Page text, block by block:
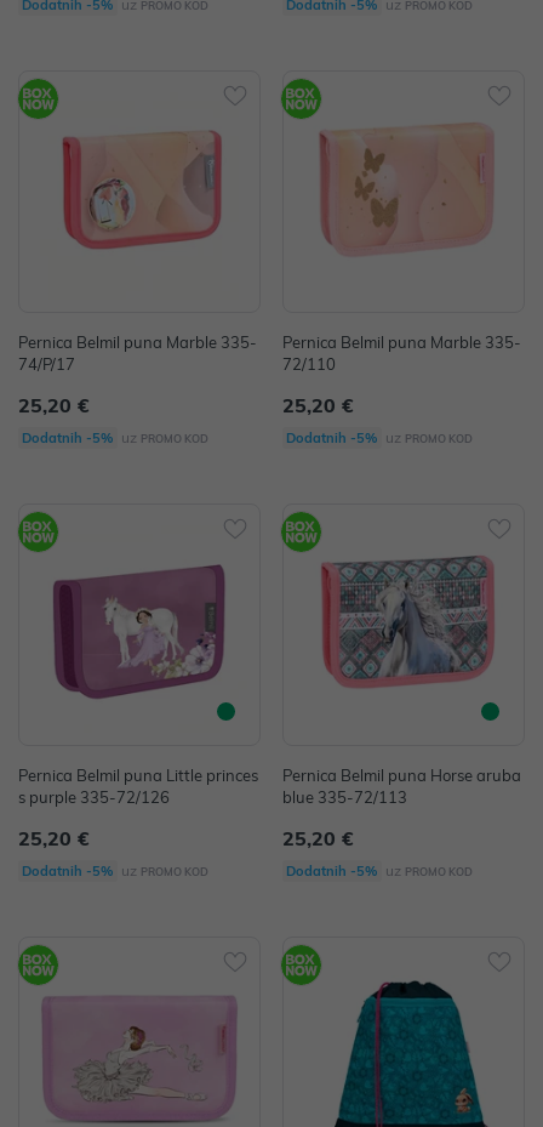
Dodatnih -5% uz PROMO KOD Dodatnih -5% uz PROMO KOD
Pernica Belmil puna Marble 335-
74/P/17
25,20 €
Dodatnih -5% uz PROMO KOD
Pernica Belmil puna Marble 335-
72/110
25,20 €
Dodatnih -5% uz PROMO KOD
Pernica Belmil puna Little princes
s purple 335-72/126
25,20 €
Dodatnih -5% uz PROMO KOD
Pernica Belmil puna Horse aruba
blue 335-72/113
25,20 €
Dodatnih -5% uz PROMO KOD